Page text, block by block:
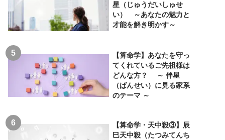
星（じゅうだいしゅせ
い） ～あなたの魅力と
才能を解き明かす～
【算命学】あなたを守っ
てくれているご先祖様は
どんな方？ ～ 伴星
（ばんせい）に見る家系
のテーマ ～
【算命学・天中殺③】辰
巳天中殺（たつみてんち